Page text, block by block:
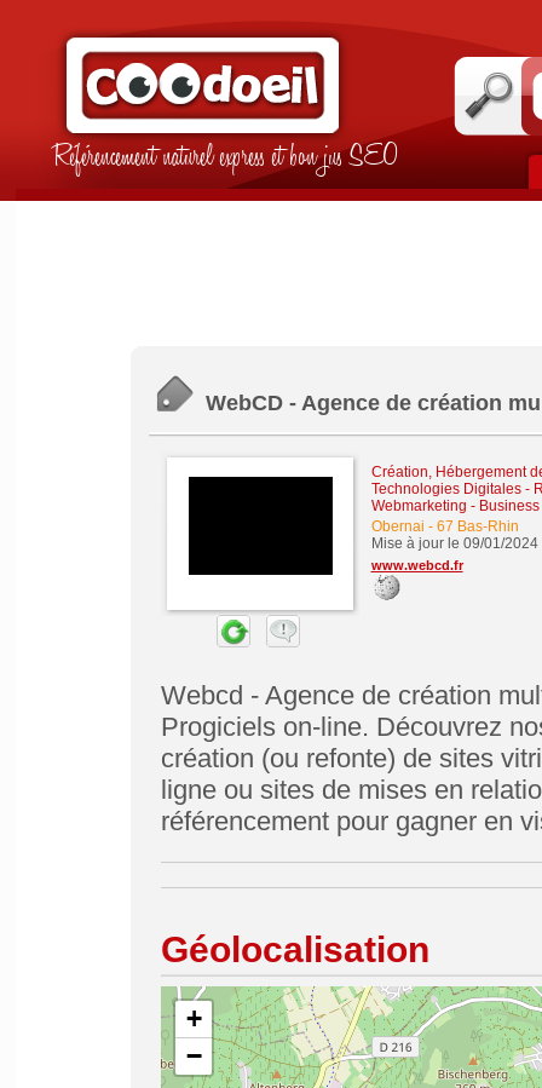
Référencement naturel express et bon jus SEO
WebCD - Agence de création
Création, Hébergement
Technologies Digitales-
Webmarketing -
Obernai - 67 Bas-Rhin
Mise à jour le 09/01/2024
www.webcd.fr
Webcd - Agence de création
Progiciels on-line. Découvrez
création (ou refonte) de sites
ligne ou sites de mises en
référencement pour gagner en
Géolocalisation
+
−